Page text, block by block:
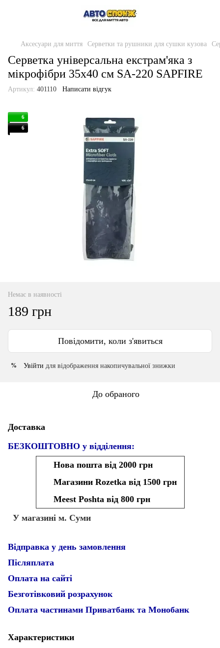
Аксесуари для миття Серветки та рушники для сушки кузова
Серветка універсальна екстрам'яка з
мікрофібри 35x40 см SA-220 SAPFIRE
Артикул: 401110 Написати відгук
6
6
Немає в наявності
189 грн
Повідомити, коли з'явиться
% Увійти для відображення накопичувальної знижки
До обраного
Доставка
БЕЗКОШТОВНО у відділення:
Нова пошта від 2000 грн
Магазини Rozetka від 1500 грн
Meest Poshta від 800 грн
У магазині м. Суми
Відправка у день замовлення
Післяплата
Оплата на сайті
Безготівковий розрахунок
Оплата частинами Приватбанк та Монобанк
Характеристики